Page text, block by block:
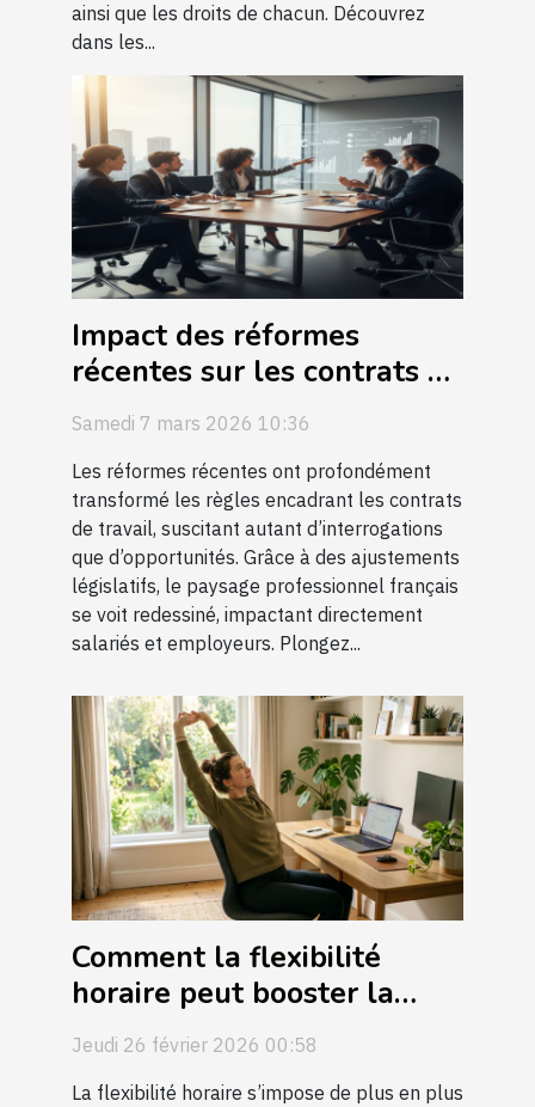
ainsi que les droits de chacun. Découvrez
dans les...
Impact des réformes
récentes sur les contrats de
travail ?
Samedi 7 mars 2026 10:36
Les réformes récentes ont profondément
transformé les règles encadrant les contrats
de travail, suscitant autant d’interrogations
que d’opportunités. Grâce à des ajustements
législatifs, le paysage professionnel français
se voit redessiné, impactant directement
salariés et employeurs. Plongez...
Comment la flexibilité
horaire peut booster la
productivité?
Jeudi 26 février 2026 00:58
La flexibilité horaire s’impose de plus en plus